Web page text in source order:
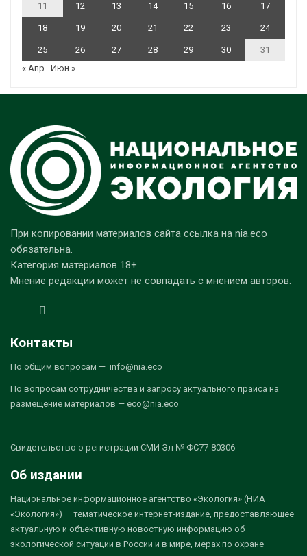
11 12 13 14 15 16 17
18 19 20 21 22 23 24
25 26 27 28 29 30
31
« Апр
Июн »
При копировании материалов сайта ссылка на nia.eco
обязательна.
Категория материалов 18+
Мнение редакции может не совпадать с мнением авторов.
Контакты
По общим вопросам — info@nia.eco
По вопросам сотрудничества и запросу актуального прайса на
размещение материалов — eco@nia.eco
Свидетельство о регистрации СМИ Эл № ФС77-80306
Об издании
Национальное информационное агентство «Экология» (НИА
«Экология») — тематическое интернет-издание, предоставляющее
актуальную и объективную новостную информацию об
экологической ситуации в России и в мире, мерах по охране